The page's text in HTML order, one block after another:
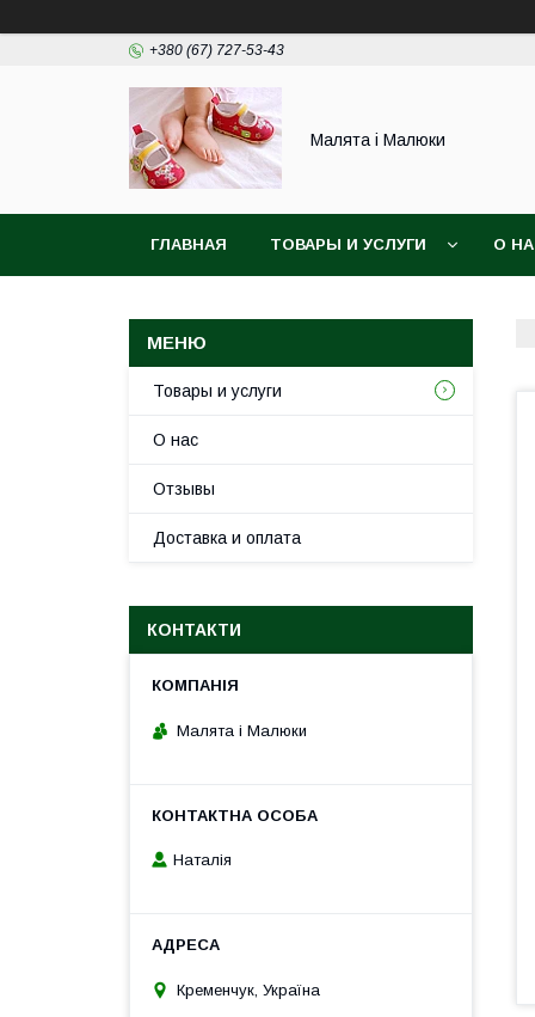
+380 (67) 727-53-43
Малята і Малюки
ГЛАВНАЯ ТОВАРЫ И УСЛУГИ О
Товары и услуги
О нас
Отзывы
Доставка и оплата
КОНТАКТИ
Малята і Малюки
Наталія
Кременчук, Україна